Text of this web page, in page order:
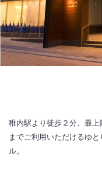
稚内駅より徒歩２分。最
までご利用いただけるゆ
ル。